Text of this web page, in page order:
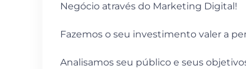
Negócio através do Marketing Digital!
Fazemos o seu investimento valer a
Analisamos seu público e seus